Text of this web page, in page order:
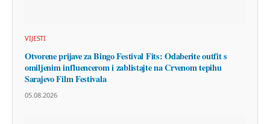
VIJESTI
Otvorene prijave za Bingo Festival Fits: Odaberite outfit s
omiljenim influencerom i zablistajte na Crvenom tepihu
Sarajevo Film Festivala
05.08.2026